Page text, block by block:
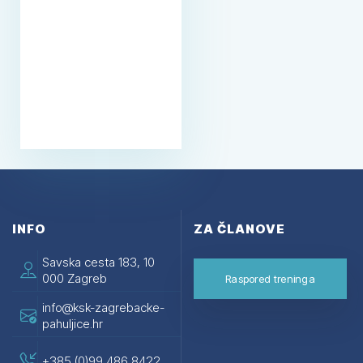
INFO
Savska cesta 183, 10
000 Zagreb
info@ksk-zagrebacke-
pahuljice.hr
ZA ČLANOVE
Raspored treninga